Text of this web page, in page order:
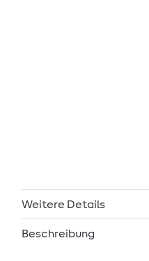
Weitere Details
Beschreibung